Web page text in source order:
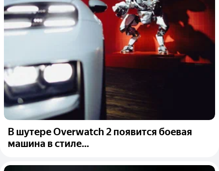
В шутере Overwatch 2 появится боевая
машина в стиле...